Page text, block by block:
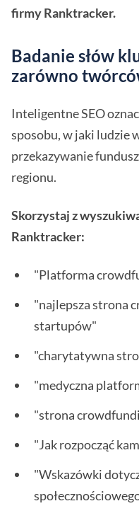
firmy Ranktracker.
Badanie słów
zarówno
Inteligentne SEO
sposobu, w jaki ludzie
przekazywanie
regionu.
Skorzystaj z
Ranktracker:
"Platforma
"najlepsza strona
startupów"
"charytatywna
"medyczna
"strona
"Jak rozpocząć
"Wskazówki